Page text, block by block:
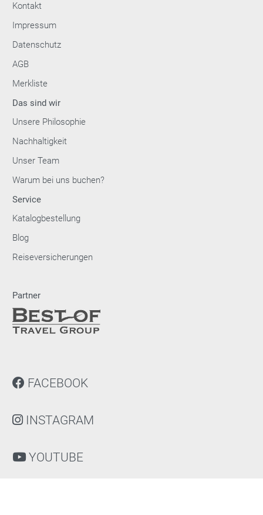
Kontakt
Impressum
Datenschutz
AGB
Merkliste
Das sind wir
Unsere Philosophie
Nachhaltigkeit
Unser Team
Warum bei uns buchen?
Service
Katalogbestellung
Blog
Reiseversicherungen
Partner
FACEBOOK
INSTAGRAM
YOUTUBE